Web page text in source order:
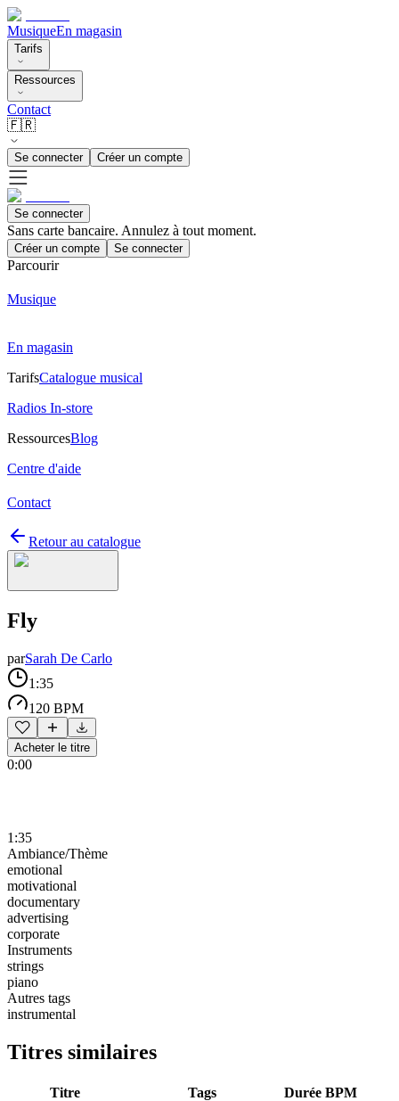
MusiqueEn magasin
Tarifs
Ressources
Contact
🇫🇷
Se connecter Créer un compte
Se connecter
Sans carte bancaire. Annulez à tout moment.
Créer un compte Se connecter
Parcourir
Musique
En magasin
TarifsCatalogue musical
Radios In-store
RessourcesBlog
Centre d'aide
Contact
Retour au catalogue
Fly
parSarah De Carlo
1:35
120 BPM
Acheter le titre
0:00
1:35
Ambiance/Thème
emotional
motivational
documentary
advertising
corporate
Instruments
strings
piano
Autres tags
instrumental
Titres similaires
Titre Tags Durée BPM